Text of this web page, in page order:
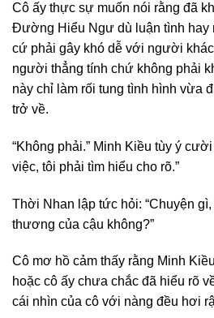
Cô ấy thực sự muốn nói rằng đã
Đường Hiểu Ngư dù luận tình hay
cứ phải gây khó dễ với người
người thẳng tính chứ không phải
này chỉ làm rối tung tình hình vừa
trở về.
“Không phải.” Minh Kiều tùy ý
việc, tôi phải tìm hiểu cho rõ.”
Thời Nhan lập tức hỏi: “Chuyện
thương của cậu không?”
Cô mơ hồ cảm thấy rằng Minh
hoặc cô ấy chưa chắc đã hiểu rõ
cái nhìn của cô với nàng đều hơi